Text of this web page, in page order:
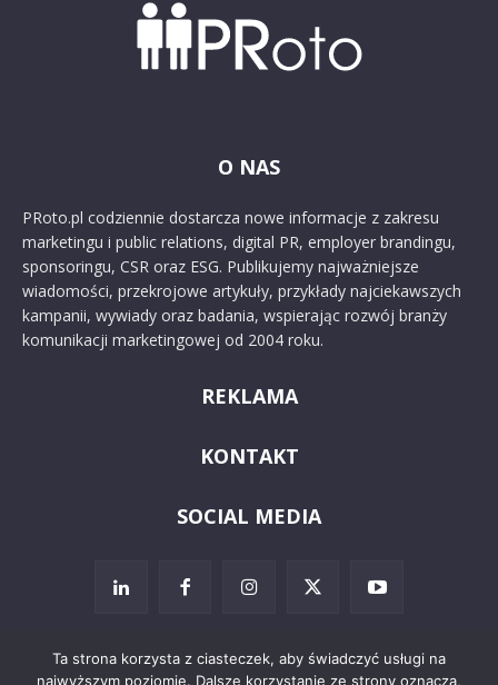
O NAS
PRoto.pl codziennie dostarcza nowe informacje z zakresu
marketingu i public relations, digital PR, employer brandingu,
sponsoringu, CSR oraz ESG. Publikujemy najważniejsze
wiadomości, przekrojowe artykuły, przykłady najciekawszych
kampanii, wywiady oraz badania, wspierając rozwój branży
komunikacji marketingowej od 2004 roku.
REKLAMA
KONTAKT
SOCIAL MEDIA
Ta strona korzysta z ciasteczek, aby świadczyć usługi na
najwyższym poziomie. Dalsze korzystanie ze strony oznacza,